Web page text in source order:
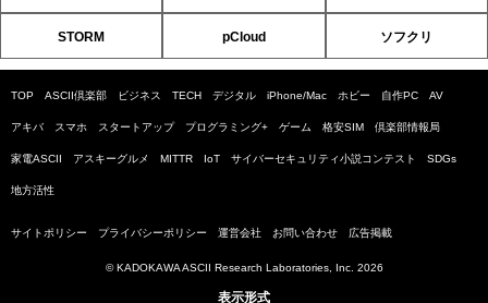
STORM pCloud ソフクリ
TOP ASCII倶楽部 ビジネス TECH デジタル iPhone/Mac ホビー 自作PC AV
アキバ スマホ スタートアップ プログラミング+ ゲーム 格安SIM 倶楽部情報局
家電ASCII アスキーグルメ MITTR IoT サイバーセキュリティ小説コンテスト SDGs
地方活性
サイトポリシー プライバシーポリシー 運営会社 お問い合わせ 広告掲載
© KADOKAWA ASCII Research Laboratories, Inc. 2026
表示形式